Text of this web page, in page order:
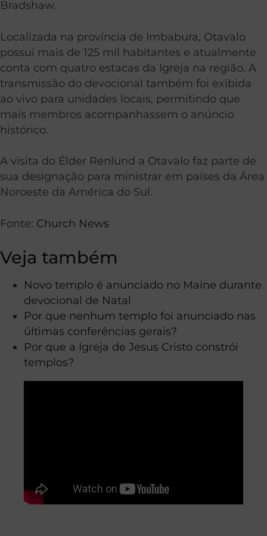
Bradshaw.
Localizada na província de Imbabura, Otavalo
possui mais de 125 mil habitantes e atualmente
conta com quatro estacas da Igreja na região. A
transmissão do devocional também foi exibida
ao vivo para unidades locais, permitindo que
mais membros acompanhassem o anúncio
histórico.
A visita do Élder Renlund a Otavalo faz parte de
sua designação para ministrar em países da Área
Noroeste da América do Sul.
Fonte: Church News
Veja também
Novo templo é anunciado no Maine durante
devocional de Natal
Por que nenhum templo foi anunciado nas
últimas conferências gerais?
Por que a Igreja de Jesus Cristo constrói
templos?